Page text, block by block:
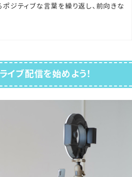
ジティブな言葉を繰り返し、前向きな
イブ配信を始めよう！